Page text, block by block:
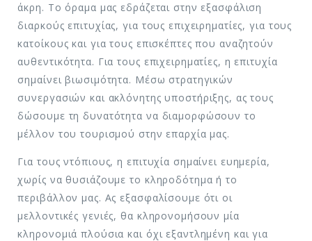
άκρη. Το όραμα μας εδράζεται στην εξασφάλιση
διαρκούς επιτυχίας, για τους επιχειρηματίες, για τους
κατοίκους και για τους επισκέπτες που αναζητούν
αυθεντικότητα. Για τους επιχειρηματίες, η επιτυχία
σημαίνει βιωσιμότητα. Μέσω στρατηγικών
συνεργασιών και ακλόνητης υποστήριξης, ας τους
δώσουμε τη δυνατότητα να διαμορφώσουν το
μέλλον του τουρισμού στην επαρχία μας.
Για τους ντόπιους, η επιτυχία σημαίνει ευημερία,
χωρίς να θυσιάζουμε το κληροδότημα ή το
περιβάλλον μας. Ας εξασφαλίσουμε ότι οι
μελλοντικές γενιές, θα κληρονομήσουν μία
κληρονομιά πλούσια και όχι εξαντλημένη και για